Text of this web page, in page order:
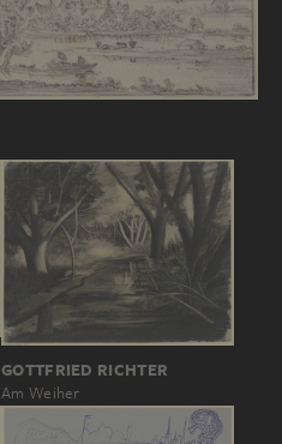
GOTTFRIED RICHTER
Am Weiher